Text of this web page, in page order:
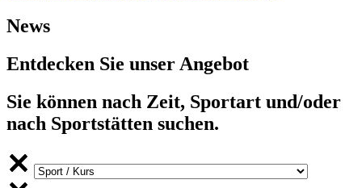
News
Entdecken Sie unser Angebot
Sie können nach Zeit, Sportart und/oder
nach Sportstätten suchen.